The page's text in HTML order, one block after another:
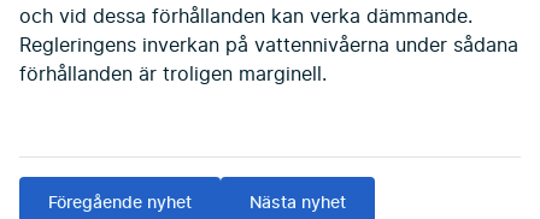
och vid dessa förhållanden kan verka dämmande.
Regleringens inverkan på vattennivåerna under sådana
förhållanden är troligen marginell.
Föregående nyhet Nästa nyhet